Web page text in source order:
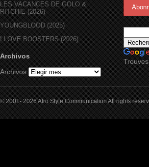
LES VACANCES DE GOLO &
RITCHIE (2026)
YOUNGBLOOD (2025)
I LOVE BOOSTERS (2026)
Archivos
Archivos
© 2001- 2026 Afro Style Communication All rights